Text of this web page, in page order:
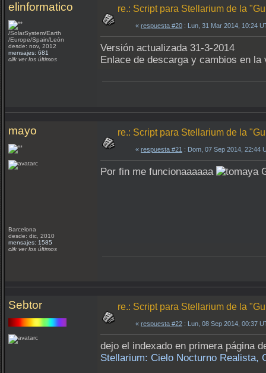
elinformatico
/SolarSystem/Earth
/Europe/Spain/León
desde: nov, 2012
mensajes: 681
clik ver los últimos
re.: Script para Stellarium de la
« respuesta #20 : Lun, 31 Mar 2014, 10:24
Versión actualizada 31-3-2014
Enlace de descarga y cambios en
mayo
Barcelona
desde: dic, 2010
mensajes: 1585
clik ver los últimos
re.: Script para Stellarium de la
« respuesta #21 : Dom, 07 Sep 2014, 22:44
Por fin me funcionaaaaaa
Sebtor re.: Script para Stellarium de la
« respuesta #22 : Lun, 08 Sep 2014, 00:37
dejo el indexado en primera página
Stellarium: Cielo Nocturno Realista,